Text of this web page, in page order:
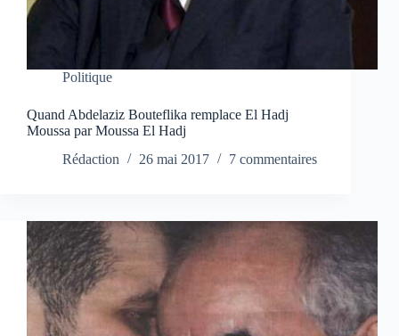
Politique
Quand Abdelaziz Bouteflika remplace El Hadj
Moussa par Moussa El Hadj
Rédaction
26 mai 2017 7 commentaires